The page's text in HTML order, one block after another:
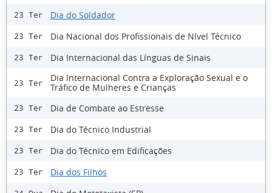
23 Ter Dia do Soldador
23 Ter Dia Nacional dos Profissionais de Nível Técnico
23 Ter Dia Internacional das Línguas de Sinais
23 Ter
Dia Internacional Contra a Exploração Sexual e o
Tráfico de Mulheres e Crianças
23 Ter Dia de Combate ao Estresse
23 Ter Dia do Técnico Industrial
23 Ter Dia do Técnico em Edificações
23 Ter Dia dos Filhos